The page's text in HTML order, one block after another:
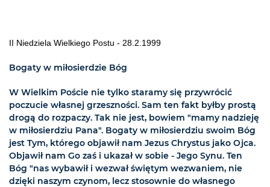
II Niedziela Wielkiego Postu - 28.2.1999
Bogaty w miłosierdzie Bóg
W Wielkim Poście nie tylko staramy się przywrócić
poczucie własnej grzeszności. Sam ten fakt byłby prostą
drogą do rozpaczy. Tak nie jest, bowiem "mamy nadzieję
w miłosierdziu Pana". Bogaty w miłosierdziu swoim Bóg
jest Tym, którego objawił nam Jezus Chrystus jako Ojca.
Objawił nam Go zaś i ukazał w sobie - Jego Synu. Ten
Bóg "nas wybawił i wezwał świętym wezwaniem, nie
dzięki naszym czynom, lecz stosownie do własnego